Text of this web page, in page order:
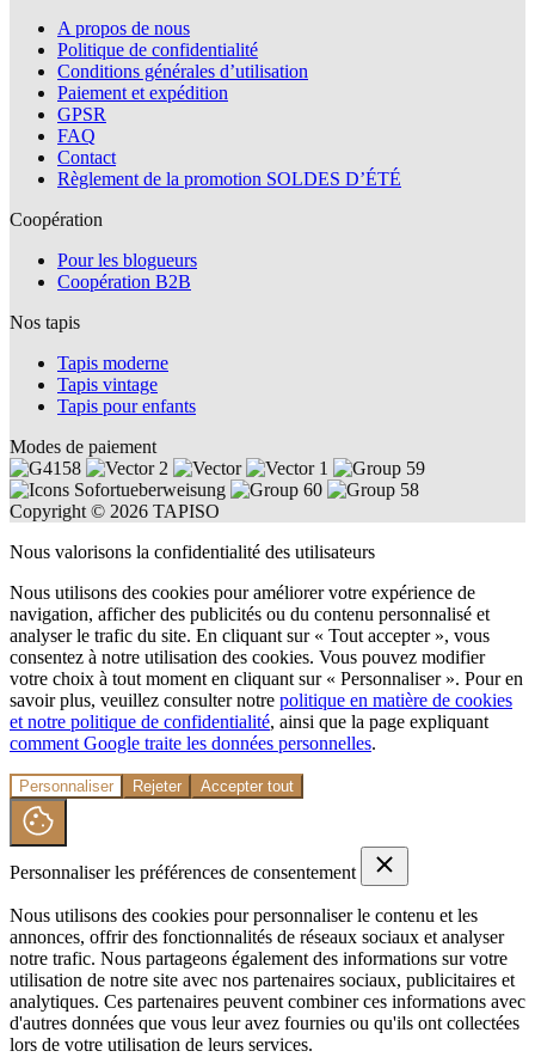
A propos de nous
Politique de confidentialité
Conditions générales d’utilisation
Paiement et expédition
GPSR
FAQ
Contact
Règlement de la promotion SOLDES D’ÉTÉ
Coopération
Pour les blogueurs
Coopération B2B
Nos tapis
Tapis moderne
Tapis vintage
Tapis pour enfants
Modes de paiement
Copyright © 2026 TAPISO
Nous valorisons la confidentialité des utilisateurs
Nous utilisons des cookies pour améliorer votre expérience de
navigation, afficher des publicités ou du contenu personnalisé et
analyser le trafic du site. En cliquant sur « Tout accepter », vous
consentez à notre utilisation des cookies. Vous pouvez modifier
votre choix à tout moment en cliquant sur « Personnaliser ». Pour en
savoir plus, veuillez consulter notre politique en matière de cookies
et notre politique de confidentialité, ainsi que la page expliquant
comment Google traite les données personnelles.
Personnaliser Rejeter Accepter tout
Personnaliser les préférences de consentement
Nous utilisons des cookies pour personnaliser le contenu et les
annonces, offrir des fonctionnalités de réseaux sociaux et analyser
notre trafic. Nous partageons également des informations sur votre
utilisation de notre site avec nos partenaires sociaux, publicitaires et
analytiques. Ces partenaires peuvent combiner ces informations avec
d'autres données que vous leur avez fournies ou qu'ils ont collectées
lors de votre utilisation de leurs services.